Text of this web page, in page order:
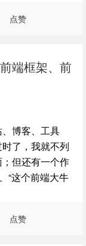
点赞
端框架、前
博客、工具
了，我就不列
但还有一个作
“这个前端大牛
点赞